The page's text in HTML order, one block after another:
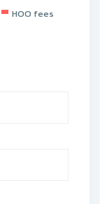
HOO fees